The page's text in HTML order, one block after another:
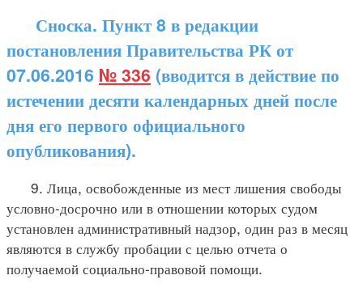
Сноска. Пункт 8 в редакции
постановления Правительства РК от
07.06.2016 № 336 (вводится в действие по
истечении десяти календарных дней после
дня его первого официального
опубликования).
9. Лица, освобожденные из мест лишения свободы
условно-досрочно или в отношении которых судом
установлен административный надзор, один раз в месяц
являются в службу пробации с целью отчета о
получаемой социально-правовой помощи.